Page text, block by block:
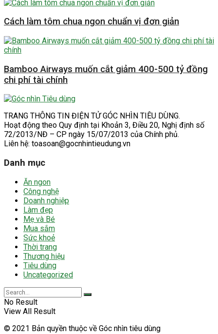
Cách làm tôm chua ngon chuẩn vị đơn giản
Bamboo Airways muốn cắt giảm 400-500 tỷ đồng
chi phí tài chính
TRANG THÔNG TIN ĐIỆN TỬ GÓC NHÌN TIÊU DÙNG.
Hoạt động theo Quy định tại Khoản 3, Điều 20, Nghị định số
72/2013/NĐ – CP ngày 15/07/2013 của Chính phủ.
Liên hệ: toasoan@gocnhintieudung.vn
Danh mục
Ăn ngon
Công nghệ
Doanh nghiệp
Làm đẹp
Mẹ và Bé
Mua sắm
Sức khoẻ
Thời trang
Thương hiệu
Tiêu dùng
Uncategorized
No Result
View All Result
© 2021 Bản quyền thuộc về Góc nhìn tiêu dùng